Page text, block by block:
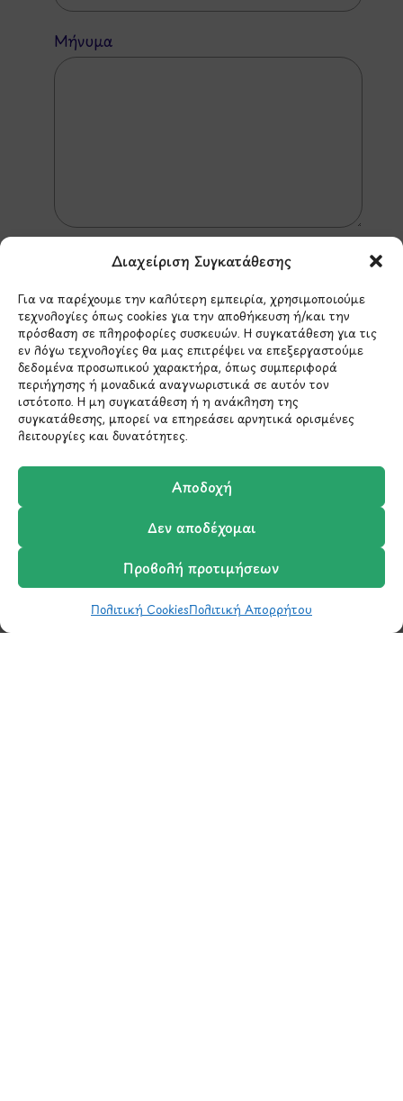
Διαχείριση Συγκατάθεσης
Για να παρέχουμε την καλύτερη εμπειρία, χρησιμοποιούμε
τεχνολογίες όπως cookies για την αποθήκευση ή/και την
πρόσβαση σε πληροφορίες συσκευών. Η συγκατάθεση για τις
εν λόγω τεχνολογίες θα μας επιτρέψει να επεξεργαστούμε
δεδομένα προσωπικού χαρακτήρα, όπως συμπεριφορά
περιήγησης ή μοναδικά αναγνωριστικά σε αυτόν τον
ιστότοπο. Η μη συγκατάθεση ή η ανάκληση της
συγκατάθεσης, μπορεί να επηρεάσει αρνητικά ορισμένες
λειτουργίες και δυνατότητες.
Αποδοχή
Δεν αποδέχομαι
Προβολή προτιμήσεων
Πολιτική CookiesΠολιτική Απορρήτου
Μήνυμα
*Αυτός ο ιστότοπος προστατεύεται από το σύστημα
reCAPTCHA και ισχύουν ηΠολιτική Απορρήτουκαι οι
Όροι Παροχής Υπηρεσιώντης Google.
ΣΤΟΙΧΕΙΑ ΕΠΙΚΟΙΝΩΝΙΑΣ
Λ.Περικλέους 56,
info@ypografi.com
ΚαλάθιΣύγκριση
Ο Λογαριασμός μου